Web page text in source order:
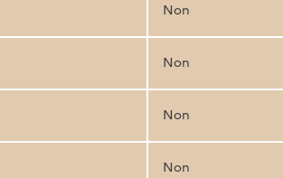
Non
Non
Non
Non